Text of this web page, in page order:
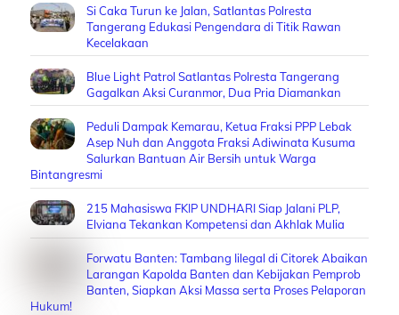
Si Caka Turun ke Jalan, Satlantas Polresta
Tangerang Edukasi Pengendara di Titik Rawan
Kecelakaan
Blue Light Patrol Satlantas Polresta Tangerang
Gagalkan Aksi Curanmor, Dua Pria Diamankan
Peduli Dampak Kemarau, Ketua Fraksi PPP Lebak
Asep Nuh dan Anggota Fraksi Adiwinata Kusuma
Salurkan Bantuan Air Bersih untuk Warga
Bintangresmi
215 Mahasiswa FKIP UNDHARI Siap Jalani PLP,
Elviana Tekankan Kompetensi dan Akhlak Mulia
Forwatu Banten: Tambang Iilegal di Citorek Abaikan
Larangan Kapolda Banten dan Kebijakan Pemprob
Banten, Siapkan Aksi Massa serta Proses Pelaporan
Hukum!